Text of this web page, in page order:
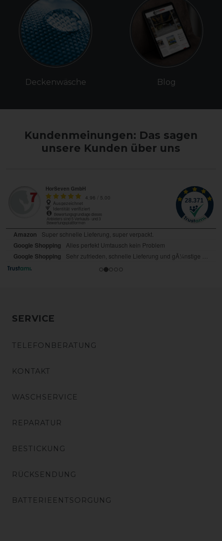
Deckenwäsche Blog
Kundenmeinungen: Das sagen
unsere Kunden über uns
SERVICE
TELEFONBERATUNG
KONTAKT
WASCHSERVICE
REPARATUR
BESTICKUNG
RÜCKSENDUNG
BATTERIEENTSORGUNG